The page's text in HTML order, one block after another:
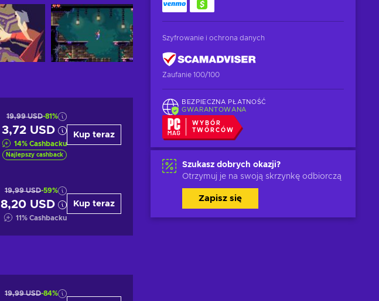
Szyfrowanie i ochrona danych
Zaufanie 100/100
BEZPIECZNA PŁATNOŚĆ
GWARANTOWANA
WYBÓR
TWÓRCÓW
Szukasz dobrych okazji?
Otrzymuj je na swoją skrzynkę odbiorczą
Zapisz się
19,99 USD-81%
3,72 USD
14% Cashbacku
Najlepszy cashback
Kup teraz
19,99 USD-59%
8,20 USD
11% Cashbacku
Kup teraz
19,99 USD-84%